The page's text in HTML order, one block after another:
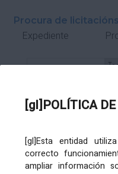
[gl]POLÍTICA DE
[gl]Esta entidad
correcto
ampliar información
Procura de licitacións
Expediente
Órgano de